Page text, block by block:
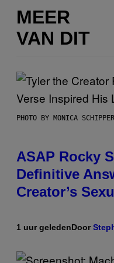
MEER
VAN DIT
PHOTO BY MONICA
ASAP Rocky
Definitive
Creator’s
1 uur geledenDoor